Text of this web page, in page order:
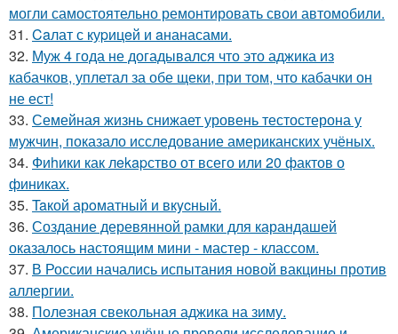
могли самостоятельно ремонтировать свои автомобили.
31. Caлат с куpицeй и aнанасами.
32. Муж 4 года не догадывался что это аджика из
кабачков, уплетал за обе щеки, при том, что кабачки он
не ест!
33. Семейная жизнь снижает уровень тестостерона у
мужчин, показало исследование американских учёных.
34. Фиhики как лekapство от всего или 20 фактов о
финиках.
35. Taкой арoматный и вкycный.
36. Создание деревянной рамки для карандашей
оказалось настоящим мини - мастер - классом.
37. В России начались испытания новой вакцины против
аллергии.
38. Полезная свекольная аджика на зиму.